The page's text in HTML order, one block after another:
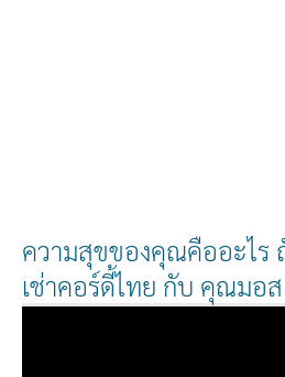
ความสุขของคุณคืออะไร
เช่าคอร์ดี้ไทย กับ คุณมอส